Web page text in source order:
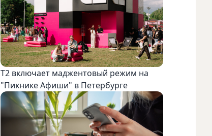
Т2 включает маджентовый режим на
"Пикнике Афиши" в Петербурге